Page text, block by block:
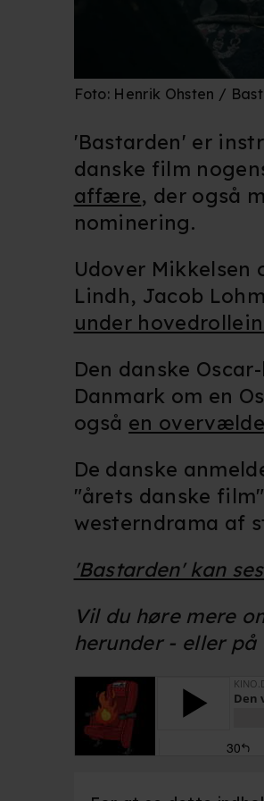
hele
Vi
Når vi
læse
Foto: Henrik Ohsten /
'Bastarden' er
danske film
affære, der også
nominering.
Udover Mikkelsen
Lindh, Jacob
under
Den danske
Danmark om en
også en
De danske
"årets danske
westerndrama af
'Bastarden' kan
Vil du høre mere
herunder - eller